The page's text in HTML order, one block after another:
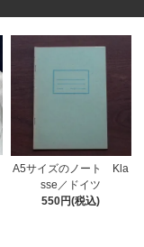
A5サイズのノート Kla
sse／ドイツ
550円(税込)